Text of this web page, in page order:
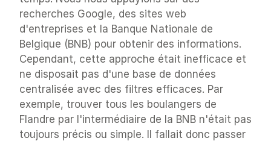
recherches Google, des sites web
d'entreprises et la Banque Nationale de
Belgique (BNB) pour obtenir des informations.
Cependant, cette approche était inefficace et
ne disposait pas d'une base de données
centralisée avec des filtres efficaces. Par
exemple, trouver tous les boulangers de
Flandre par l'intermédiaire de la BNB n'était pas
toujours précis ou simple. Il fallait donc passer